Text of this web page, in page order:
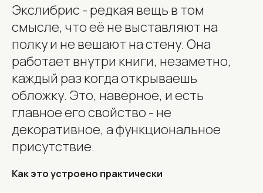
Экслибрис - редкая вещь в том
смысле, что её не выставляют на
полку и не вешают на стену. Она
работает внутри книги, незаметно,
каждый раз когда открываешь
обложку. Это, наверное, и есть
главное его свойство - не
декоративное, а функциональное
присутствие.
Как это устроено практически